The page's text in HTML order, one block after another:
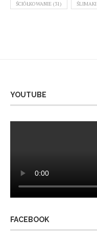
ŚCIÓŁKOWANIE (31) ŚLIMAKI
YOUTUBE
FACEBOOK